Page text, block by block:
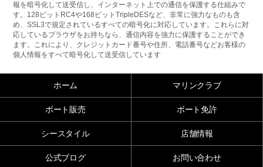
報を暗号化して送受信し、インターネット上での通信を保護する仕組みで
す。128ビットRC4や168ビットTripleDESなど、非常に強力なものも含
め、SSL3で規定されているすべての暗号化に対応しています。これらに対
応しているブラウザをお持ちなら、通信内容を強力に保護することができ
ます。これにより、クレジットカード番号や住所、電話番号などお客様の
個人情報をすべて暗号化して送受信しています
ホーム マリンクラブ
ボート販売 ボート免許
シースタイル 店舗情報
公式ブログ お問い合わせ